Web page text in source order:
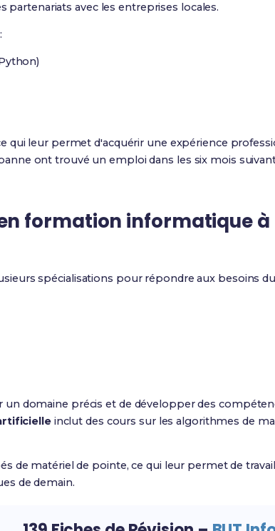
avec les entreprises locales.
qui leur permet d'acquérir une expérience
ont trouvé un emploi dans les six mois
formation informatique à
spécialisations pour répondre aux besoins
un domaine précis et de développer des
inclut des cours sur les algorithmes de
de matériel de pointe, ce qui leur permet de
de demain.